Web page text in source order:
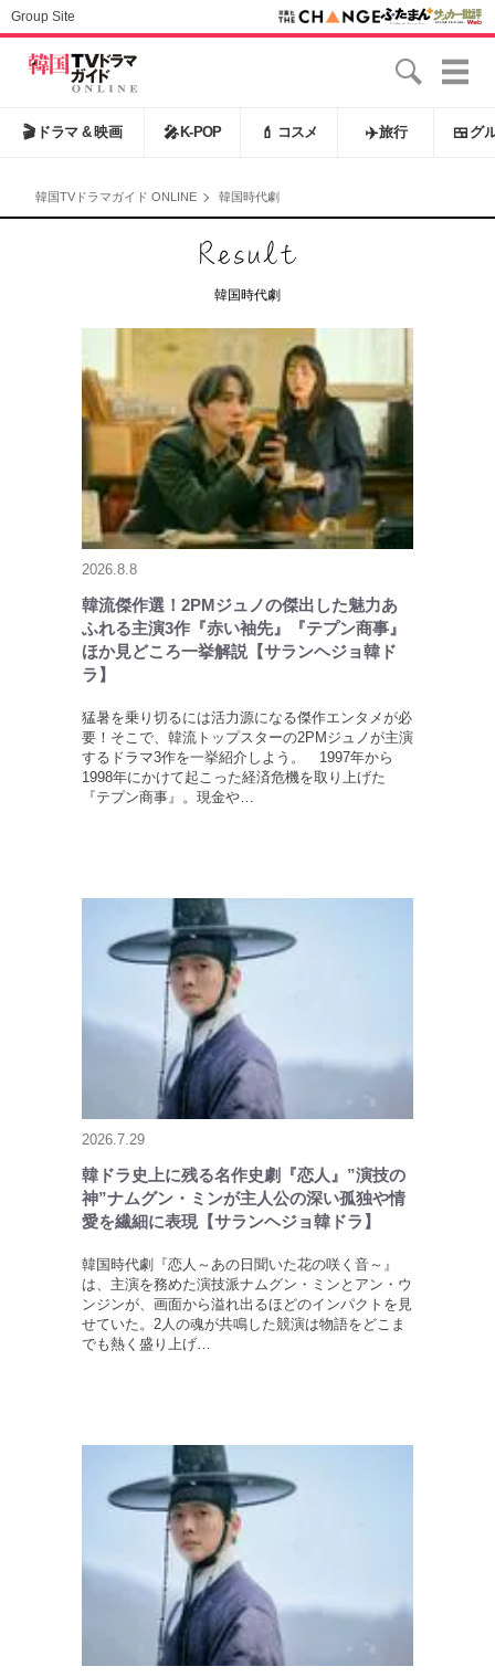
Group Site
🎬 ドラマ & 映画 🎤 K-POP 💄 コスメ ✈️旅行 🍱 グ
韓国TVドラマガイド ONLINE 韓国時代劇
韓国時代劇
2026.8.8
韓流傑作選！2PMジュノの傑出した魅力あ
ふれる主演3作『赤い袖先』『テプン商事』
ほか見どころ一挙解説【サランヘジョ韓ド
ラ】
猛暑を乗り切るには活力源になる傑作エンタメが必
要！そこで、韓流トップスターの2PMジュノが主演
するドラマ3作を一挙紹介しよう。 1997年から
1998年にかけて起こった経済危機を取り上げた
『テプン商事』。現金や…
2026.7.29
韓ドラ史上に残る名作史劇『恋人』”演技の
神”ナムグン・ミンが主人公の深い孤独や情
愛を繊細に表現【サランヘジョ韓ドラ】
韓国時代劇『恋人～あの日聞いた花の咲く音～』
は、主演を務めた演技派ナムグン・ミンとアン・ウ
ンジンが、画面から溢れ出るほどのインパクトを見
せていた。2人の魂が共鳴した競演は物語をどこま
でも熱く盛り上げ…